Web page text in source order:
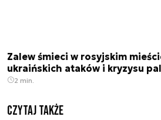
Zalew śmieci w rosyjskim
ukraińskich ataków i kryzysu
2 min.
Czytaj także